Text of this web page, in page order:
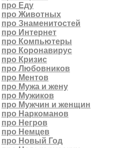
про Еду
про Животных
про Знаменитостей
про Интернет
про Компьютеры
про Коронавирус
про Кризис
про Любовников
про Ментов
про Мужа и жену
про Мужиков
про Мужчин и женщин
про Наркоманов
про Негров
про Немцев
про Новый Год